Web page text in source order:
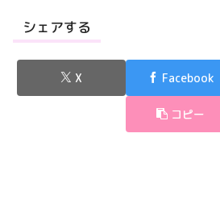
シェアする
X Facebook
コピー